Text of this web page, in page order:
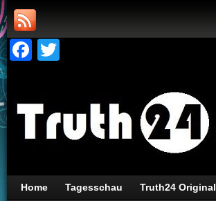
Facebook
Home Tagesschau Truth24 Original